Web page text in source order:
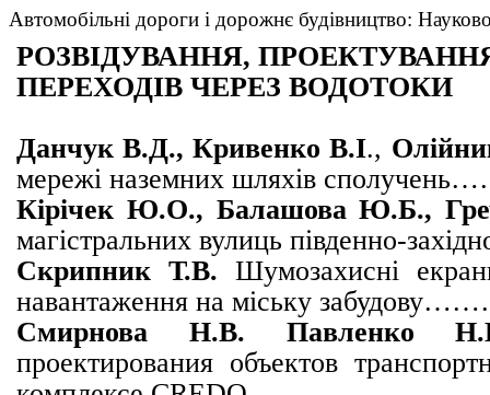
Автомобільні дороги і дорожнє будівництво:
РОЗВІДУВАННЯ,
ПЕРЕХОДІВ ЧЕРЕЗ ВОДОТОКИ
Данчук В.Д., Кривенко В.І.,
мережі наземних шляхів
Кірічек Ю.О., Балашова Ю.Б.,
магістральних вулиць південно-
Скрипник Т.В. Шумозахисні
навантаження на міську
Смирнова Н.В. Павленко
проектирования объектов